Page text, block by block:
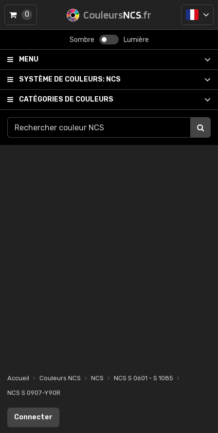
CouleursNCS.fr
Sombre Lumière
MENU
SYSTÈME DE COULEURS: NCS
CATÉGORIES DE COULEURS
0
Accueil Couleurs NCS NCS
NCS S 0601 - S 1085
NCS S 0907-Y90R
Connecter